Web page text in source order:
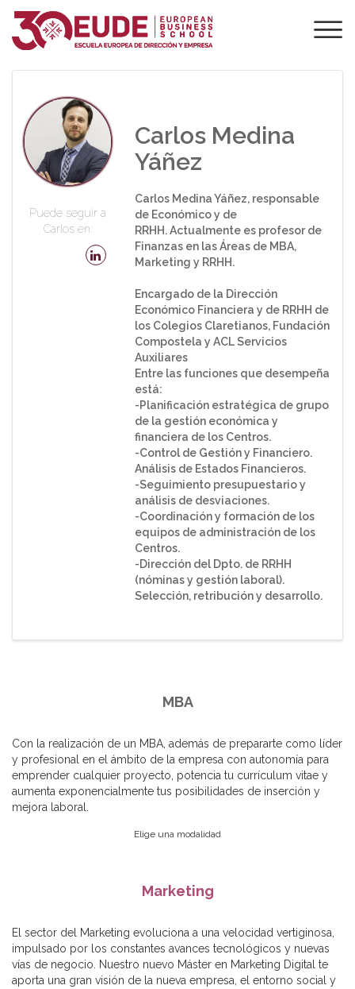
PROFESORADO DE
EUDE
Puede seguir a
Carlos en:
Carlos Medina
Yáñez
Carlos Medina Yáñez, responsable
de Económico y de
RRHH. Actualmente es profesor de
Finanzas en las Áreas de MBA,
Marketing y RRHH.
Encargado de la Dirección
Económico Financiera y de RRHH de
los Colegios Claretianos, Fundación
Compostela y ACL Servicios
Auxiliares
Entre las funciones que desempeña
está:
-Planificación estratégica de grupo
de la gestión económica y
financiera de los Centros.
-Control de Gestión y Financiero.
Análisis de Estados Financieros.
-Seguimiento presupuestario y
análisis de desviaciones.
-Coordinación y formación de los
equipos de administración de los
Centros.
-Dirección del Dpto. de RRHH
(nóminas y gestión laboral).
Selección, retribución y desarrollo.
MBA
Con la realización de un MBA, además de prepararte como líder
y profesional en el ámbito de la empresa con autonomía para
emprender cualquier proyecto, potencia tu currículum vitae y
aumenta exponencialmente tus posibilidades de inserción y
mejora laboral.
Elige una modalidad
Marketing
El sector del Marketing evoluciona a una velocidad vertiginosa,
impulsado por los constantes avances tecnológicos y nuevas
vías de negocio. Nuestro nuevo Máster en Marketing Digital te
aporta una gran visión de la nueva empresa, el entorno social y